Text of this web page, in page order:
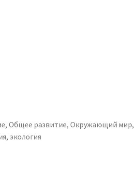
, Общее развитие, Окружающий мир,
, экология